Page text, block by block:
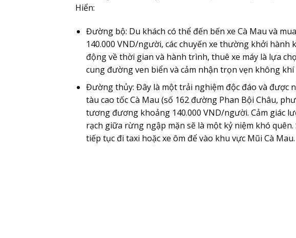
Hiển:
Đường bộ: Du khách có thể đến bến xe Cà Mau và
140.000 VND/người, các chuyến xe thường khởi hành
động về thời gian và hành trình, thuê xe máy là lựa
cung đường ven biển và cảm nhận trọn vẹn không khí
Đường thủy: Đây là một trải nghiệm độc đáo và được
tàu cao tốc Cà Mau (số 162 đường Phan Bội Châu,
tương đương khoảng 140.000 VND/người. Cảm giác
rạch giữa rừng ngập mặn sẽ là một kỷ niệm khó
tiếp tục đi taxi hoặc xe ôm để vào khu vực Mũi Cà Mau.